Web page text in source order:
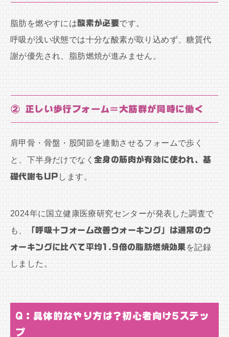
脂肪を燃やすには酸素が必要です。
呼吸が浅い状態では十分な酸素が取り込めず、糖質代
謝が優先され、脂肪燃焼が進みません。
② 正しい歩行フォーム＝大筋群が同時に働く
肩甲骨・骨盤・股関節を連動させるフォームで歩く
と、下半身だけでなく 全身の筋肉が有効に使われ、基
礎代謝もUP します。
2024年に国立健康医療研究センターが発表した調査で
も、
「呼吸＋フォーム改善ウォーキング」は通常のウ
ォーキングに比べて平均1.9倍の脂肪燃焼効果 を記録
しました。
Q：具体的なやり方は？初心者向け5ステッ
プ